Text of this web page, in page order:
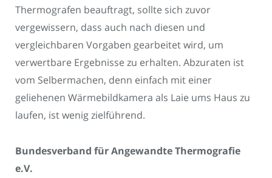
Thermografen beauftragt, sollte sich zuvor
vergewissern, dass auch nach diesen und
vergleichbaren Vorgaben gearbeitet wird, um
verwertbare Ergebnisse zu erhalten. Abzuraten ist
vom Selbermachen, denn einfach mit einer
geliehenen Wärmebildkamera als Laie ums Haus zu
laufen, ist wenig zielführend.
Bundesverband für Angewandte Thermografie
e.V.